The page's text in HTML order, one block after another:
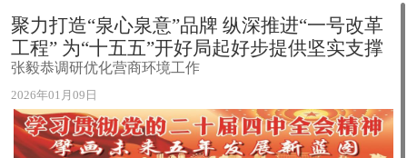
聚力打造“泉心泉意”品牌 纵深推进“一号改革
工程” 为“十五五”开好局起好步提供坚实支撑
张毅恭调研优化营商环境工作
2026年01月09日